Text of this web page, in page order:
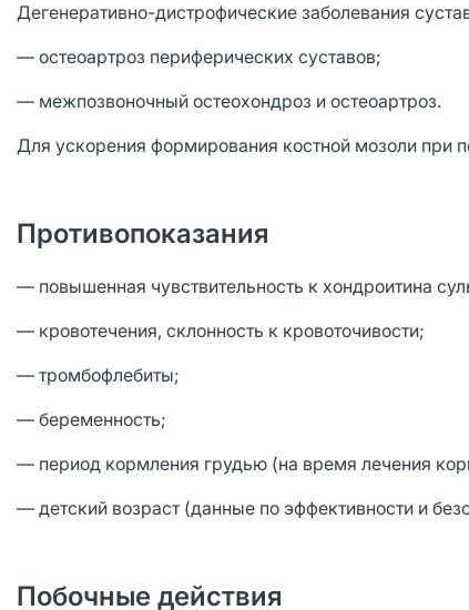
Дегенеративно-дистрофические заболевания
— остеоартроз периферических суставов;
— межпозвоночный остеохондроз и остеоартроз.
Для ускорения формирования костной мозоли при
Противопоказания
— повышенная чувствительность к хондроитина
— кровотечения, склонность к кровоточивости;
— тромбофлебиты;
— беременность;
— период кормления грудью (на время лечения
— детский возраст (данные по эффективности и
Побочные действия